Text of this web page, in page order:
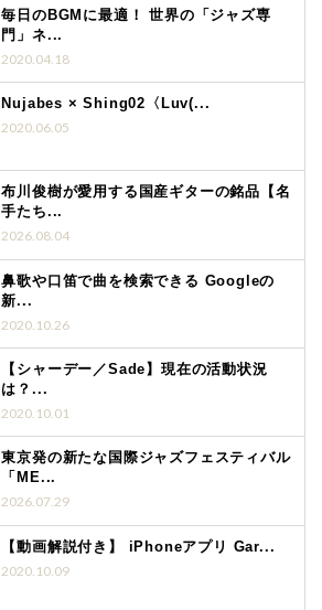
毎日のBGMに最適！ 世界の「ジャズ専
門」ネ...
2020.04.18
Nujabes × Shing02〈Luv(...
2020.06.05
布川俊樹が愛用する国産ギターの銘品【名
手たち...
2026.08.04
鼻歌や口笛で曲を検索できる Googleの
新...
2020.10.26
【シャーデー／Sade】現在の活動状況
は？...
2020.10.01
東京発の新たな国際ジャズフェスティバル
「ME...
2026.07.29
【動画解説付き】 iPhoneアプリ Gar...
2020.10.09